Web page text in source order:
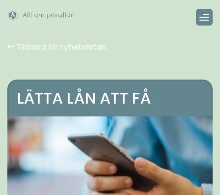
Tillbaka till nyhetslistan
LÄTTA LÅN ATT FÅ